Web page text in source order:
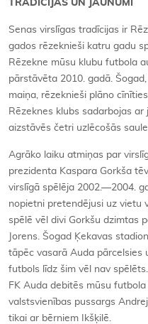
TRADĪCIJAS UN JAUNUMI
Senas virslīgas tradīcijas ir
gados rēzeknieši katru gadu
Rēzekne mūsu klubu futbola
pārstāvēta 2010. gadā.
maiņa, rēzeknieši plāno
Rēzeknes klubs sadarbojas
aizstāvēs četri uzlēcošās
Agrāko laiku atmiņas par
prezidenta Kaspara Gorkša
virslīgā spēlēja 2002.—2004.
nopietni pretendējusi uz vietu
spēlē vēl divi Gorkšu dzimtas
Jorens. Šogad Ķekavas
tāpēc vasarā Auda pārcelsies
futbols līdz šim vēl nav
FK Auda debitēs mūsu
valstsvienības pussargs
tikai ar bērniem Ikšķilē.